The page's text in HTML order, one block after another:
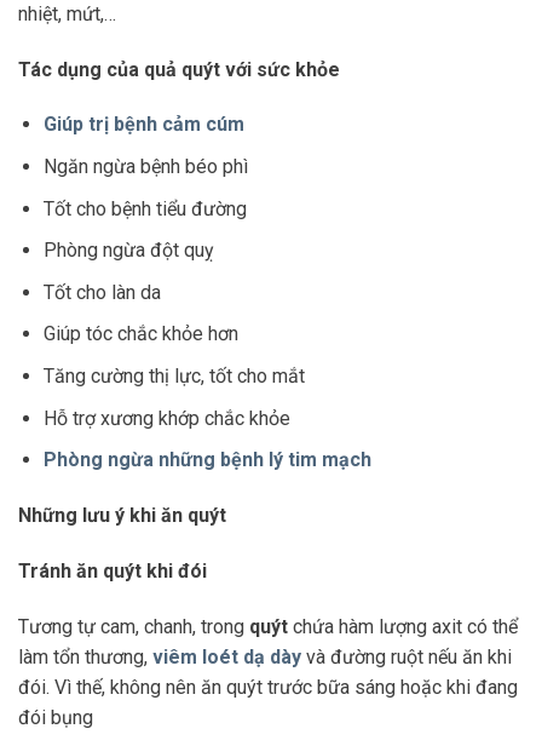
nhiệt, mứt,…
Tác dụng của quả quýt với sức khỏe
Giúp trị bệnh cảm cúm
Ngăn ngừa bệnh béo phì
Tốt cho bệnh tiểu đường
Phòng ngừa đột quỵ
Tốt cho làn da
Giúp tóc chắc khỏe hơn
Tăng cường thị lực, tốt cho mắt
Hỗ trợ xương khớp chắc khỏe
Phòng ngừa những bệnh lý tim mạch
Những lưu ý khi ăn quýt
Tránh ăn quýt khi đói
Tương tự cam, chanh, trong quýt chứa hàm lượng axit có thể
làm tổn thương, viêm loét dạ dày và đường ruột nếu ăn khi
đói. Vì thế, không nên ăn quýt trước bữa sáng hoặc khi đang
đói bụng